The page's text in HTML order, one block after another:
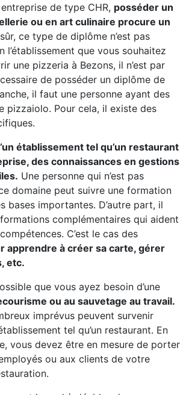
de type CHR, posséder un
ou en art culinaire procure un
ce type de diplôme n’est pas
l’établissement que vous souhaitez
une pizzeria à Bezons, il n’est par
de posséder un diplôme de
il faut une personne ayant des
pizzaiolo. Pour cela, il existe des
établissement tel qu’un restaurant
des connaissances en gestions
Une personne qui n’est pas
domaine peut suivre une formation
bases importantes. D’autre part, il
complémentaires qui aident
C’est le cas des
apprendre à créer sa carte, gérer
etc.
que vous ayez besoin d’une
ou au sauvetage au travail.
imprévus peuvent survenir
tel qu’un restaurant. En
vous devez être en mesure de porter
ou aux clients de votre